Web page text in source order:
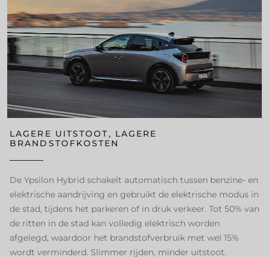
LAGERE UITSTOOT, LAGERE
BRANDSTOFKOSTEN
De Ypsilon Hybrid schakelt automatisch tussen benzine- en
elektrische aandrijving en gebruikt de elektrische modus in
de stad, tijdens het parkeren of in druk verkeer. Tot 50% van
de ritten in de stad kan volledig elektrisch worden
afgelegd, waardoor het brandstofverbruik met wel 15%
wordt verminderd. Slimmer rijden, minder uitstoot.